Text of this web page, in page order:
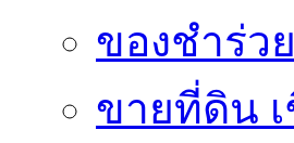
ของชำร่ว
ขายที่ดิน